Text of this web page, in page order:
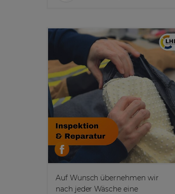
Auf Wunsch übernehmen wir
nach jeder Wäsche eine